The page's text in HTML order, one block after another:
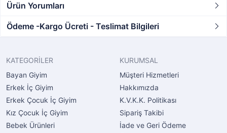
Ürün Yorumları
Ödeme -Kargo Ücreti - Teslimat Bilgileri
KATEGORİLER
Bayan Giyim
Erkek İç Giyim
Erkek Çocuk İç Giyim
Kız Çocuk İç Giyim
Bebek Ürünleri
KURUMSAL
Müşteri Hizmetleri
Hakkımızda
K.V.K.K. Politikası
Sipariş Takibi
İade ve Geri Ödeme